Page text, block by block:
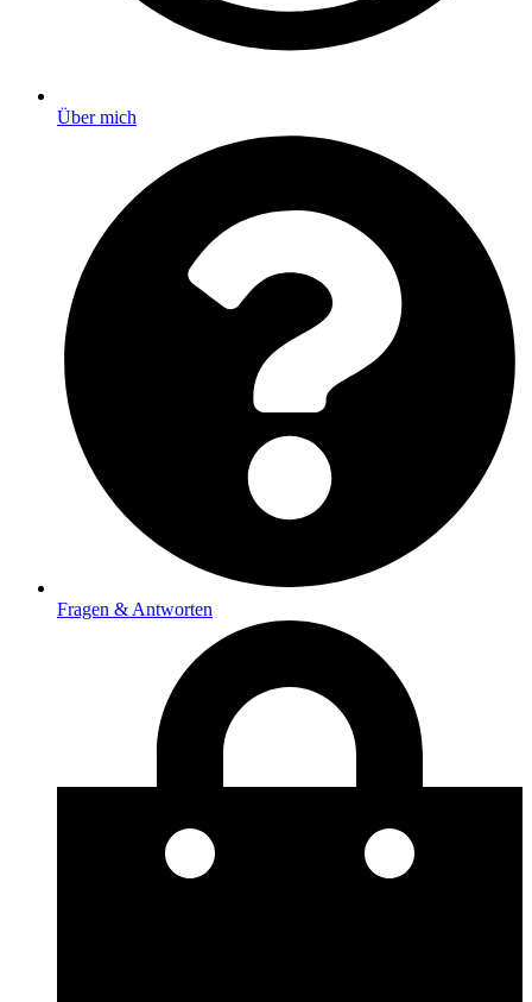
Über mich
Fragen & Antworten